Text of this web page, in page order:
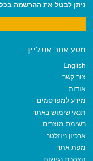
ניתן לבטל את ההרשמה
מסע אחר אונליין
English
צור קשר
אודות
מידע למפרסמים
תנאי שימוש באתר
רשימת מוצרים
ארכיון ניוזלטר
מפת אתר
הצהרת נגישות